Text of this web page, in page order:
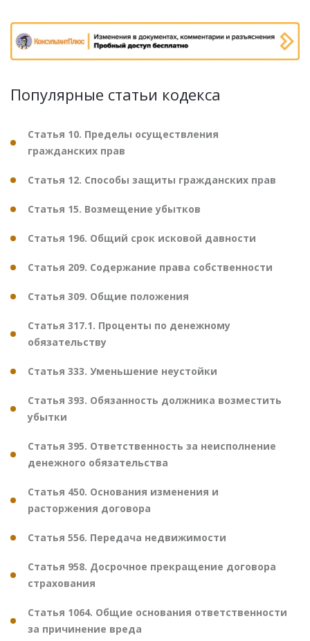
Популярные статьи кодекса
Статья 10. Пределы осуществления
гражданских прав
Статья 12. Способы защиты гражданских прав
Статья 15. Возмещение убытков
Статья 196. Общий срок исковой давности
Статья 209. Содержание права собственности
Статья 309. Общие положения
Статья 317.1. Проценты по денежному
обязательству
Статья 333. Уменьшение неустойки
Статья 393. Обязанность должника возместить
убытки
Статья 395. Ответственность за неисполнение
денежного обязательства
Статья 450. Основания изменения и
расторжения договора
Статья 556. Передача недвижимости
Статья 958. Досрочное прекращение договора
страхования
Статья 1064. Общие основания ответственности
за причинение вреда